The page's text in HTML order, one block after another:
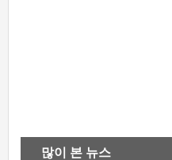
많이 본 뉴스